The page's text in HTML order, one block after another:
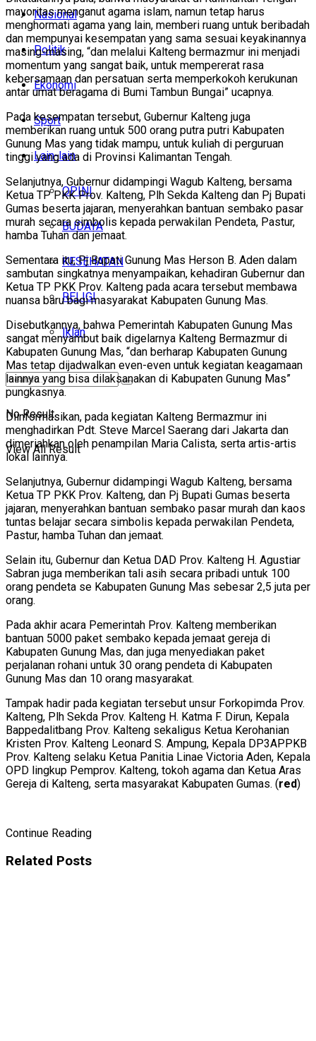
Nasional
Politik
Ekonomi
Sport
Lain-lain
OPINI
BUDAYA
KESEHATAN
RELIGI
Iklan
No Result
View All Result
mayoritas menganut agama islam, namun tetap harus
menghormati agama yang lain, memberi ruang untuk beribadah
dan mempunyai kesempatan yang sama sesuai keyakinannya
masing-masing, “dan melalui Kalteng bermazmur ini menjadi
momentum yang sangat baik, untuk mempererat rasa
kebersamaan dan persatuan serta memperkokoh kerukunan
antar umat beragama di Bumi Tambun Bungai” ucapnya.
Pada kesempatan tersebut, Gubernur Kalteng juga
memberikan ruang untuk 500 orang putra putri Kabupaten
Gunung Mas yang tidak mampu, untuk kuliah di perguruan
tinggi yang ada di Provinsi Kalimantan Tengah.
Selanjutnya, Gubernur didampingi Wagub Kalteng, bersama
Ketua TP PKK Prov. Kalteng, Plh Sekda Kalteng dan Pj Bupati
Gumas beserta jajaran, menyerahkan bantuan sembako pasar
murah secara simbolis kepada perwakilan Pendeta, Pastur,
hamba Tuhan dan jemaat.
Sementara itu, Pj Bupati Gunung Mas Herson B. Aden dalam
sambutan singkatnya menyampaikan, kehadiran Gubernur dan
Ketua TP PKK Prov. Kalteng pada acara tersebut membawa
nuansa baru bagi masyarakat Kabupaten Gunung Mas.
Disebutkannya, bahwa Pemerintah Kabupaten Gunung Mas
sangat menyambut baik digelarnya Kalteng Bermazmur di
Kabupaten Gunung Mas, “dan berharap Kabupaten Gunung
Mas tetap dijadwalkan even-even untuk kegiatan keagamaan
lainnya yang bisa dilaksanakan di Kabupaten Gunung Mas”
pungkasnya.
Diinformasikan, pada kegiatan Kalteng Bermazmur ini
menghadirkan Pdt. Steve Marcel Saerang dari Jakarta dan
dimeriahkan oleh penampilan Maria Calista, serta artis-artis
lokal lainnya.
Selanjutnya, Gubernur didampingi Wagub Kalteng, bersama
Ketua TP PKK Prov. Kalteng, dan Pj Bupati Gumas beserta
jajaran, menyerahkan bantuan sembako pasar murah dan kaos
tuntas belajar secara simbolis kepada perwakilan Pendeta,
Pastur, hamba Tuhan dan jemaat.
Selain itu, Gubernur dan Ketua DAD Prov. Kalteng H. Agustiar
Sabran juga memberikan tali asih secara pribadi untuk 100
orang pendeta se Kabupaten Gunung Mas sebesar 2,5 juta per
orang.
Pada akhir acara Pemerintah Prov. Kalteng memberikan
bantuan 5000 paket sembako kepada jemaat gereja di
Kabupaten Gunung Mas, dan juga menyediakan paket
perjalanan rohani untuk 30 orang pendeta di Kabupaten
Gunung Mas dan 10 orang masyarakat.
Tampak hadir pada kegiatan tersebut unsur Forkopimda Prov.
Kalteng, Plh Sekda Prov. Kalteng H. Katma F. Dirun, Kepala
Bappedalitbang Prov. Kalteng sekaligus Ketua Kerohanian
Kristen Prov. Kalteng Leonard S. Ampung, Kepala DP3APPKB
Prov. Kalteng selaku Ketua Panitia Linae Victoria Aden, Kepala
OPD lingkup Pemprov. Kalteng, tokoh agama dan Ketua Aras
Gereja di Kalteng, serta masyarakat Kabupaten Gumas. (red)
Continue Reading
Related Posts